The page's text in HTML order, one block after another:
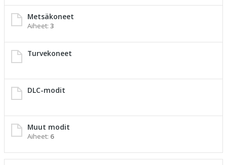
Metsäkoneet
Aiheet: 3
Turvekoneet
DLC-modit
Muut modit
Aiheet: 6